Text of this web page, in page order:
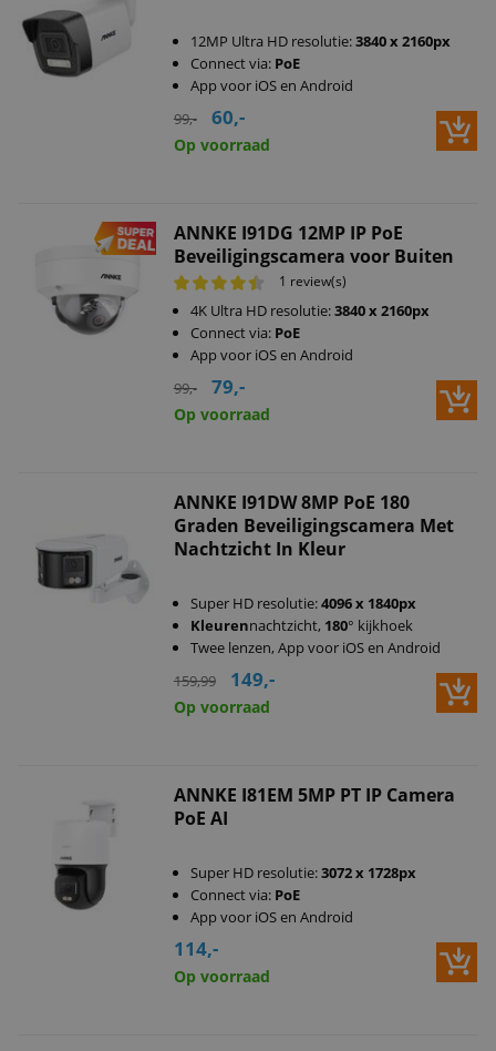
12MP Ultra HD resolutie:3840 x 2160px
Connect via: PoE
App voor iOS en Android
99,-
60,-
Op voorraad
ANNKE I91DG 12MP IP PoE
Beveiligingscamera voor Buiten
1 review(s)
4K Ultra HD resolutie:3840 x 2160px
Connect via: PoE
App voor iOS en Android
99,-
79,-
Op voorraad
ANNKE I91DW 8MP PoE 180
Graden Beveiligingscamera Met
Nachtzicht In Kleur
Super HD resolutie:4096 x 1840px
Kleurennachtzicht, 180° kijkhoek
Twee lenzen, App voor iOS en Android
159,99
149,-
Op voorraad
ANNKE I81EM 5MP PT IP Camera
PoE AI
Super HD resolutie:3072 x 1728px
Connect via: PoE
App voor iOS en Android
114,-
Op voorraad